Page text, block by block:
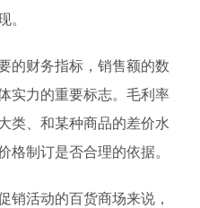
。
财务指标，销售额的数
实力的重要标志。毛利率
类、和某种商品的差价水
格制订是否合理的依据。
活动的百货商场来说，